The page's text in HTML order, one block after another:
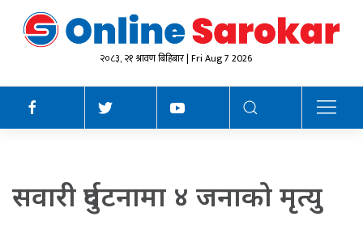
२०८३, २१ श्रावण बिहिबार | Fri Aug 7 2026
सवारी दुर्घटनामा ४ जनाको मृत्यु